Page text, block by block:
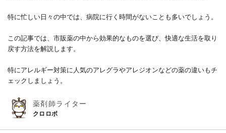
特に忙しい日々の中では、病院に行く時間がないことも多いでしょう。
この記事では、市販薬の中から効果的なものを選び、快適な生活を取り
戻す方法を解説します。
特にアレルギー対策に人気のアレグラやアレジオンなどの薬の違いもチ
ェックしましょう。
薬剤師ライター
クロロボ